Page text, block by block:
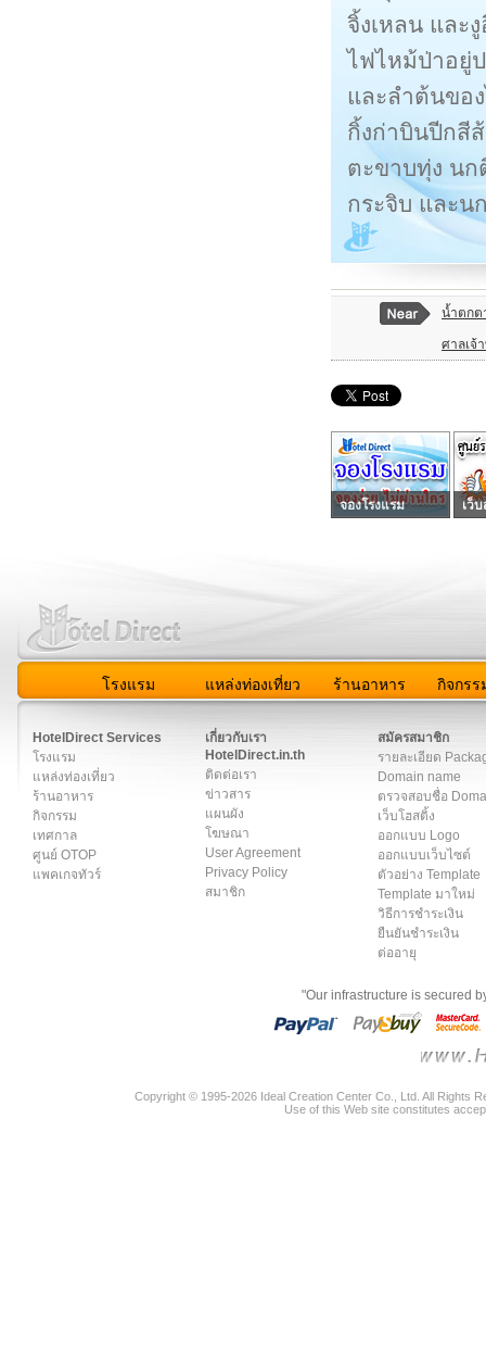
จิ้งเหลน และ
ไฟไหม้ป่าอยู่
และลำต้นขอ
กิ้งก่าบินปีกสี
ตะขาบทุ่ง น
กระจิบ และน
น้ำตกต
ศาลเจ้
จองโรงแรม เว็
โรงแรม แหล่งท่องเที่ยว ร้านอาหาร กิจกรร
HotelDirect Services
โรงแรม
แหล่งท่องเที่ยว
ร้านอาหาร
กิจกรรม
เทศกาล
ศูนย์ OTOP
แพคเกจทัวร์
เกี่ยวกับเรา
HotelDirect.in.th
ติดต่อเรา
ข่าวสาร
แผนผัง
โฆษณา
User Agreement
Privacy Policy
สมาชิก
สมัครสมาชิก
รายละเอียด
Domain name
ตรวจสอบชื่อ
เว็บโฮสติ้ง
ออกแบบ Logo
ออกแบบเว็บไซต์
ตัวอย่าง Template
Template มาใหม่
วิธีการชำระเงิน
ยืนยันชำระเงิน
ต่ออายุ
"Our infrastructure is secured
Copyright © 1995-2026 Ideal Creation Center Co., Ltd. All Rights
Use of this Web site constitutes